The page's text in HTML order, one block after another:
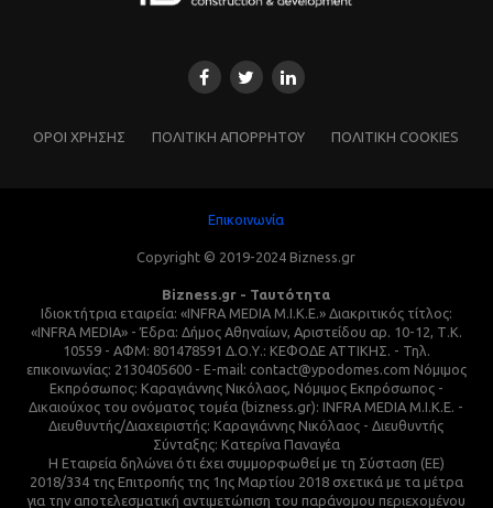
ΌΡΟΙ ΧΡΗΣΗΣ ΠΟΛΙΤΙΚΗ ΑΠΟΡΡΗΤΟΥ ΠΟΛΙΤΙΚΗ COOKIES
Επικοινωνία
Copyright © 2019-2024 Bizness.gr
Bizness.gr - Ταυτότητα
Ιδιοκτήτρια εταιρεία: «INFRA MEDIA M.I.K.E.» Διακριτικός τίτλος:
«INFRA MEDIA» - Έδρα: Δήμος Αθηναίων, Αριστείδου αρ. 10-12, Τ.Κ.
10559 - ΑΦΜ: 801478591 Δ.Ο.Υ.: ΚΕΦΟΔΕ ΑΤΤΙΚΗΣ. - Τηλ.
επικοινωνίας: 2130405600 - E-mail: contact@ypodomes.com Νόμιμος
Εκπρόσωπος: Καραγιάννης Νικόλαος, Νόμιμος Εκπρόσωπος -
Δικαιούχος του ονόματος τομέα (bizness.gr): INFRA MEDIA M.I.K.E. -
Διευθυντής/Διαχειριστής: Καραγιάννης Νικόλαος - Διευθυντής
Σύνταξης: Κατερίνα Παναγέα
Η Εταιρεία δηλώνει ότι έχει συμμορφωθεί με τη Σύσταση (ΕΕ)
2018/334 της Επιτροπής της 1ης Μαρτίου 2018 σχετικά με τα μέτρα
για την αποτελεσματική αντιμετώπιση του παράνομου περιεχομένου